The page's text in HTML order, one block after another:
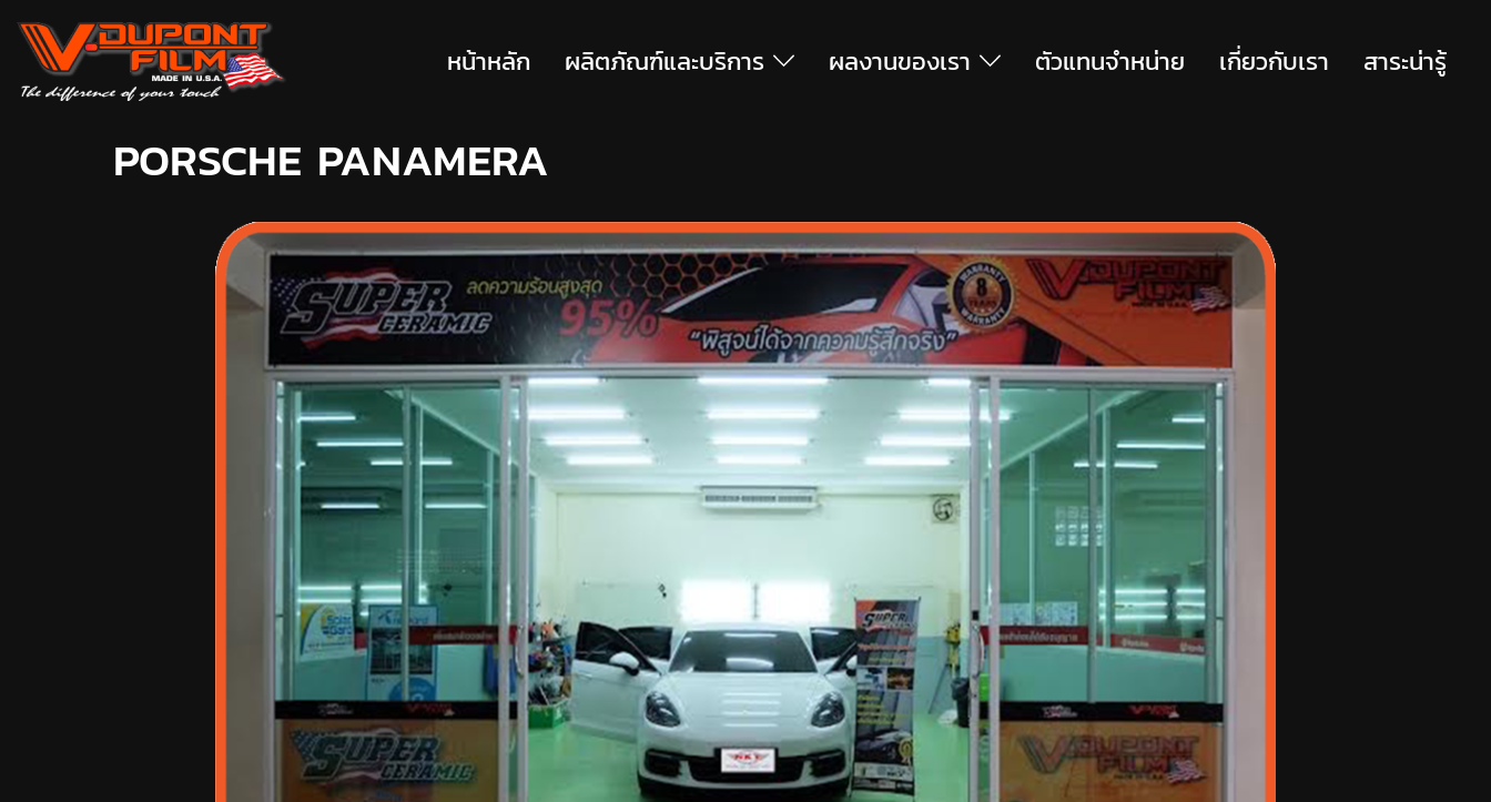
หน้าหลัก ผลิตภัณฑ์และบริการ ผลงานของเรา ตัวแทนจำหน่าย เกี่ยวกับเรา สาระน่ารู้
PORSCHE PANAMERA